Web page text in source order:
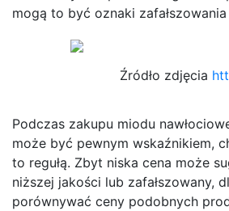
mogą to być oznaki
Źródło zdjęcia
Podczas zakupu miodu
może być pewnym wskaźnikiem,
to regułą. Zbyt niska cena może
niższej jakości lub zafałszowany,
porównywać ceny podobnych